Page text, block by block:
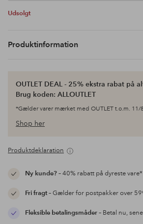
Udsolgt
Produktinformation
OUTLET DEAL - 25% ekstra rabat på
Brug koden: ALLOUTLET
*Gælder varer mærket med OUTLET t.o.m. 11/
Shop her
Produktdeklaration
Ny kunde?– 40% rabatt på dyreste vare*
Fri fragt– Gælder for postpakker over
Fleksible betalingsmåder– Betal nu,